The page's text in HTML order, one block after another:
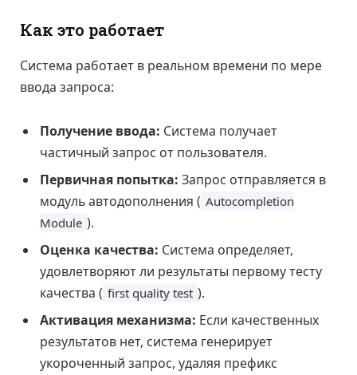
Как это работает
Система работает в реальном времени по мере
ввода запроса:
Получение ввода: Система получает
частичный запрос от пользователя.
Первичная попытка: Запрос отправляется в
модуль автодополнения ( Autocompletion
Module ).
Оценка качества: Система определяет,
удовлетворяют ли результаты первому тесту
качества ( first quality test ).
Активация механизма: Если качественных
результатов нет, система генерирует
укороченный запрос, удаляя префикс